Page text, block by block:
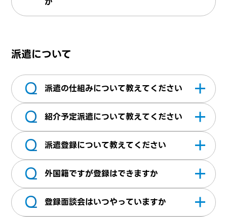
が合うか検討させていただきます。ご紹介が
ない場合は、都度ご連絡をしていないため予
おりますので営業担当にお気軽にご相談くだ
派遣について
Q 派遣の仕組みについて教えてください
派遣には、一般派遣（登録型派遣）と無期雇
は弊社となり、就業先がご紹介させていただ
ただきます。 ・一般派遣（登録型派遣）：当
いた方が契約期間内で派遣として就業先企業
Q 紹介予定派遣について教えてください
一定の派遣期間終了後、派遣先企業が直接雇
タッフ双方が適性を確認してから、直接雇用
Q 派遣登録について教えてください
弊社にて派遣のお仕事をご希望の方は、株式
要となります。登録面談は、オンラインで行
Q 外国籍ですが登録はできますか
日本に在留する外国籍の方は、在留資格の範
Q 登録面談会はいつやっていますか